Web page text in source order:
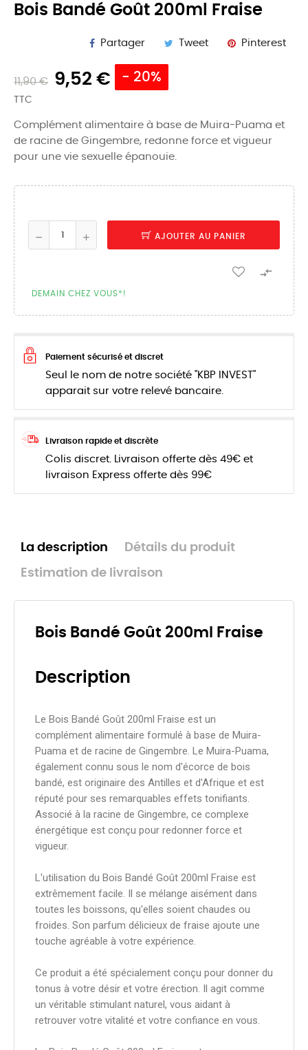
Bois Bandé Goût 200ml Fraise
Partager Tweet Pinterest
11,90 € 9,52 € - 20%
TTC
Complément alimentaire à base de Muira-Puama et
de racine de Gingembre, redonne force et vigueur
pour une vie sexuelle épanouie.
AJOUTER AU PANIER

DEMAIN CHEZ VOUS*!
Paiement sécurisé et discret
Seul le nom de notre société "KBP INVEST"
apparait sur votre relevé bancaire.
Livraison rapide et discrète
Colis discret. Livraison offerte dès 49€ et
livraison Express offerte dès 99€
La description Détails du produit
Estimation de livraison
Bois Bandé Goût 200ml Fraise
Description
Le Bois Bandé Goût 200ml Fraise est un
complément alimentaire formulé à base de Muira-
Puama et de racine de Gingembre. Le Muira-Puama,
également connu sous le nom d'écorce de bois
bandé, est originaire des Antilles et d'Afrique et est
réputé pour ses remarquables effets tonifiants.
Associé à la racine de Gingembre, ce complexe
énergétique est conçu pour redonner force et
vigueur.
L'utilisation du Bois Bandé Goût 200ml Fraise est
extrêmement facile. Il se mélange aisément dans
toutes les boissons, qu'elles soient chaudes ou
froides. Son parfum délicieux de fraise ajoute une
touche agréable à votre expérience.
Ce produit a été spécialement conçu pour donner du
tonus à votre désir et votre érection. Il agit comme
un véritable stimulant naturel, vous aidant à
retrouver votre vitalité et votre confiance en vous.